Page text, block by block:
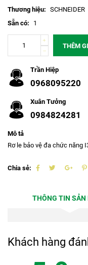
Thương hiệu: SCHNEIDER
Sẵn có:
1
THÊM
Trần Hiệp
0968095220
Xuân Tưởng
0984824281
Mô tả
Rơ le bảo vệ đa chức năng
Chia sẻ:
THÔNG TIN SẢN
Khách hàng